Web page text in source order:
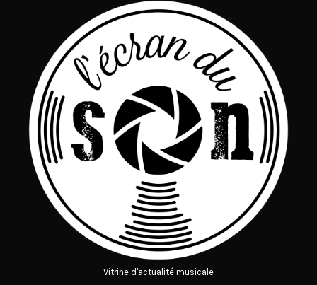
Vitrine d'actualité musicale